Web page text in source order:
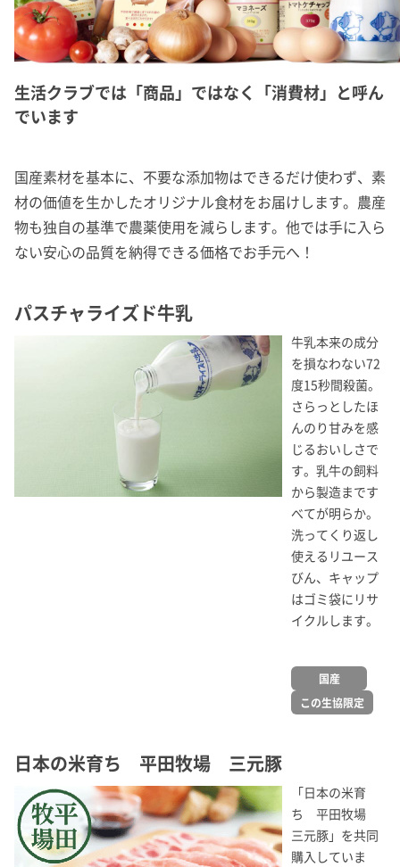
生活クラブでは「商品」ではなく「消費材」と呼ん
でいます
国産素材を基本に、不要な添加物はできるだけ使わず、素
材の価値を生かしたオリジナル食材をお届けします。農産
物も独自の基準で農薬使用を減らします。他では手に入ら
ない安心の品質を納得できる価格でお手元へ！
パスチャライズド牛乳
牛乳本来の成分
を損なわない72
度15秒間殺菌。
さらっとしたほ
んのり甘みを感
じるおいしさで
す。乳牛の飼料
から製造まです
べてが明らか。
洗ってくり返し
使えるリユース
びん、キャップ
はゴミ袋にリサ
イクルします。
国産
この生協限定
日本の米育ち 平田牧場 三元豚
「日本の米育
ち 平田牧場
三元豚」を共同
購入していま